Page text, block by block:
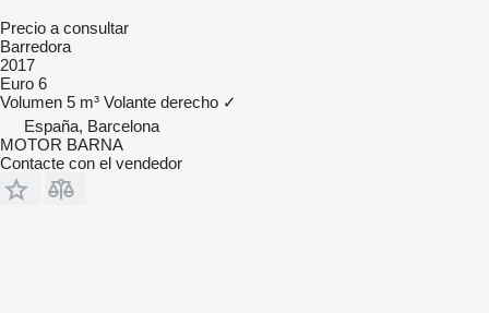
Precio a consultar
Barredora
2017
Euro 6
Volumen 5 m³ Volante derecho ✓
España, Barcelona
MOTOR BARNA
Contacte con el vendedor